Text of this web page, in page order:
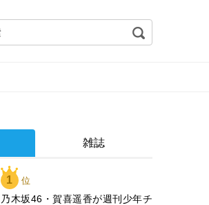
雑誌
1 位
乃木坂46・賀喜遥香が週刊少年チ